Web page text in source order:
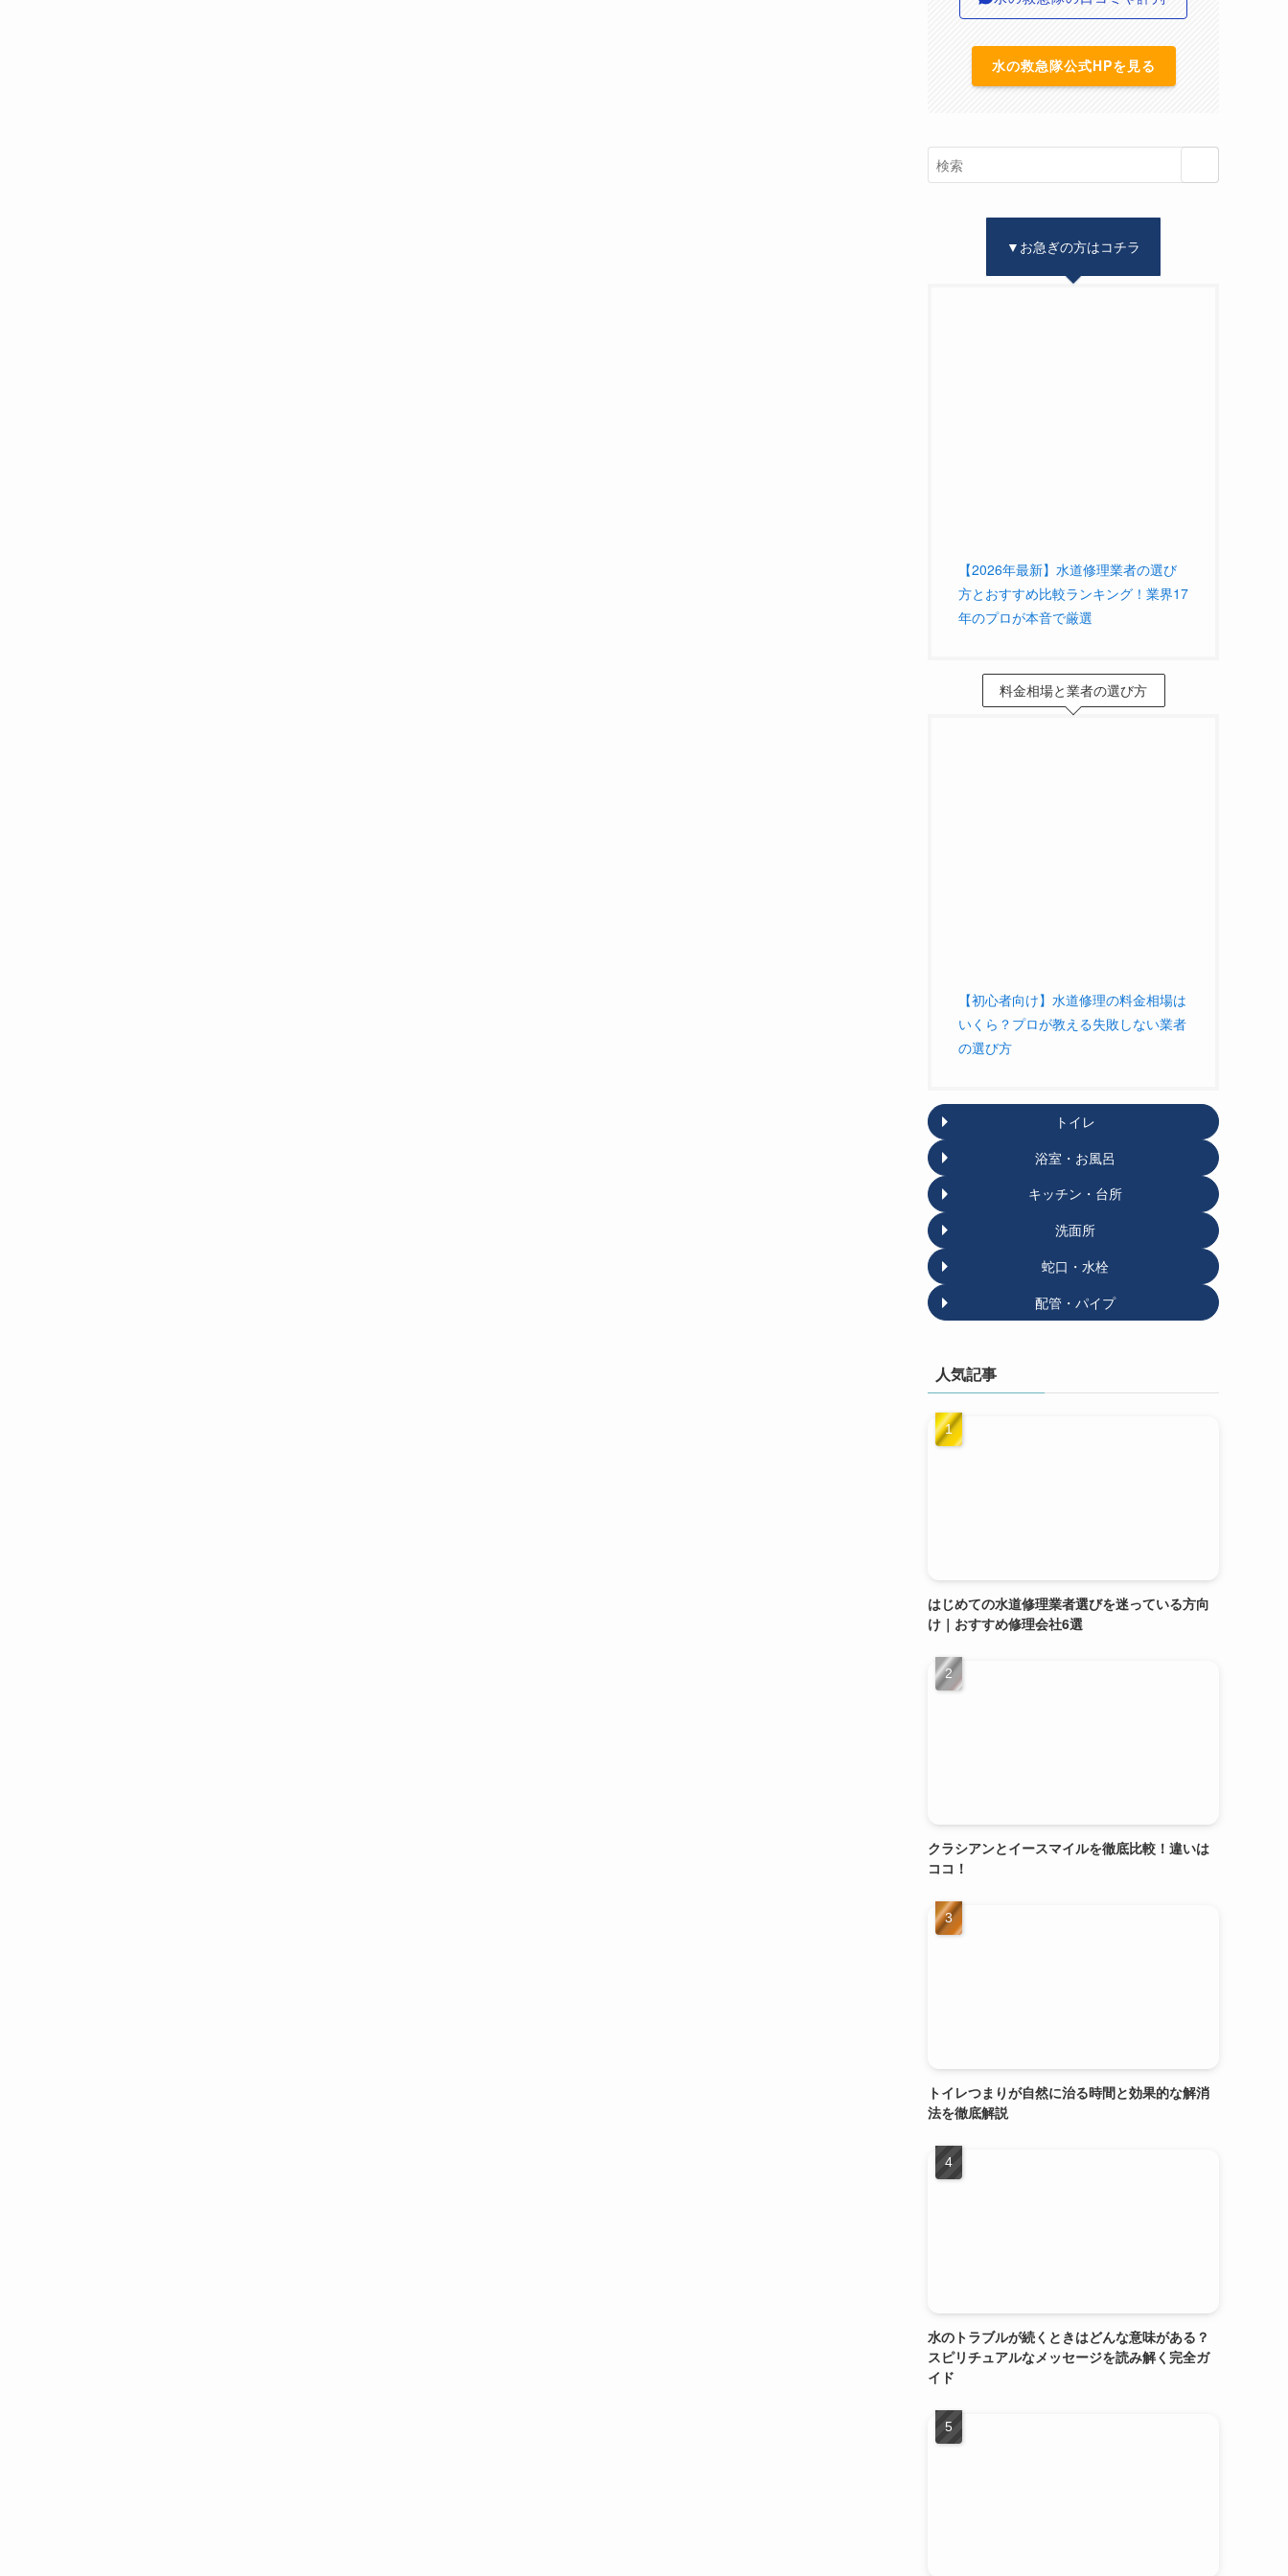
水の救急隊公式HPを見る
▼お急ぎの方はコチラ
【2026年最新】水道修理業者の選び
方とおすすめ比較ランキング！業界17
年のプロが本音で厳選
料金相場と業者の選び方
【初心者向け】水道修理の料金相場は
いくら？プロが教える失敗しない業者
の選び方
トイレ
浴室・お風呂
キッチン・台所
洗面所
蛇口・水栓
配管・パイプ
人気記事
はじめての水道修理業者選びを迷っている方向
け｜おすすめ修理会社6選
クラシアンとイースマイルを徹底比較！違いは
ココ！
トイレつまりが自然に治る時間と効果的な解消
法を徹底解説
水のトラブルが続くときはどんな意味がある？
スピリチュアルなメッセージを読み解く完全ガ
イド